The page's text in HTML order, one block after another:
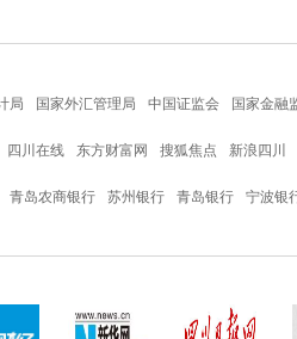
局 国家外汇管理局 中国证监会 国家金融
四川在线 东方财富网 搜狐焦点 新浪四川
青岛农商银行 苏州银行 青岛银行 宁波银